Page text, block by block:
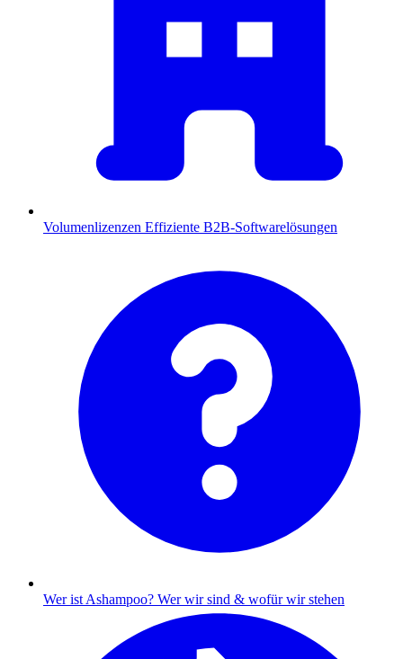
Volumenlizenzen Effiziente B2B-Softwarelösungen
Wer ist Ashampoo? Wer wir sind & wofür wir stehen